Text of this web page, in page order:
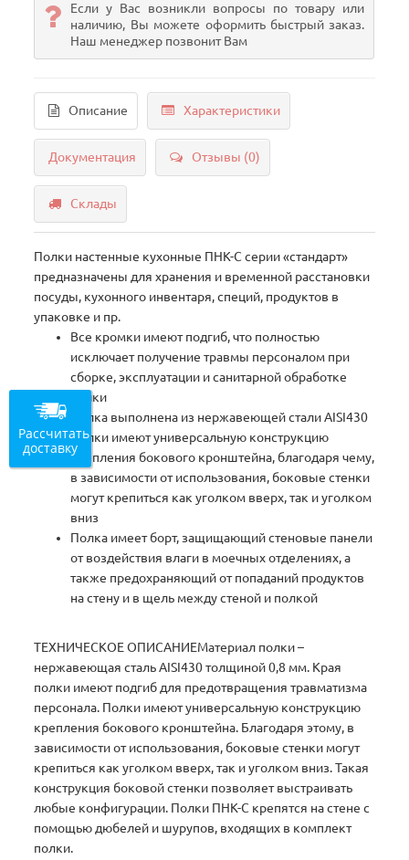
Если у Вас возникли вопросы по товару или
наличию, Вы можете оформить быстрый заказ.
Наш менеджер позвонит Вам
Описание Характеристики
Документация Отзывы (0)
Склады
Полки настенные кухонные ПНК-С серии «стандарт»
предназначены для хранения и временной расстановки
посуды, кухонного инвентаря, специй, продуктов в
упаковке и пр.
Все кромки имеют подгиб, что полностью
исключает получение травмы персоналом при
сборке, эксплуатации и санитарной обработке
полки
Полка выполнена из нержавеющей стали AISI430
Полки имеют универсальную конструкцию
крепления бокового кронштейна, благодаря чему,
в зависимости от использования, боковые стенки
могут крепиться как уголком вверх, так и уголком
вниз
Полка имеет борт, защищающий стеновые панели
от воздействия влаги в моечных отделениях, а
также предохраняющий от попаданий продуктов
на стену и в щель между стеной и полкой
ТЕХНИЧЕСКОЕ ОПИСАНИЕМатериал полки –
нержавеющая сталь AISI430 толщиной 0,8 мм. Края
полки имеют подгиб для предотвращения травматизма
персонала. Полки имеют универсальную конструкцию
крепления бокового кронштейна. Благодаря этому, в
зависимости от использования, боковые стенки могут
крепиться как уголком вверх, так и уголком вниз. Такая
конструкция боковой стенки позволяет выстраивать
любые конфигурации. Полки ПНК-С крепятся на стене с
помощью дюбелей и шурупов, входящих в комплект
полки.
Рассчитать
доставку